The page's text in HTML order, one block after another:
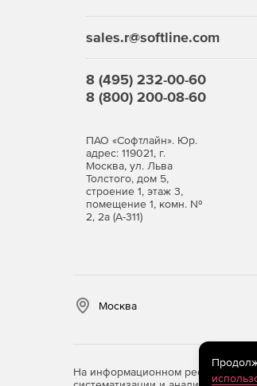
sales.r@softline.com
8 (495) 232-00-60
8 (800) 200-08-60
ПАО «Софтлайн». Юр.
адрес: 119021, г.
Москва, ул. Льва
Толстого, дом 5,
строение 1, этаж 3,
помещение 1, комн. №
2, 2а (А-311)
Москва
На информационном ресурсе